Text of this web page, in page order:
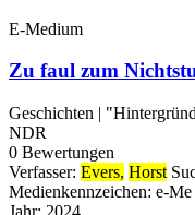
E-Medium
Zu faul zum
Geschichten |
NDR
0 Bewertungen
Verfasser: Evers, Horst
Medienkennzeichen: e-Me
Jahr: 2024